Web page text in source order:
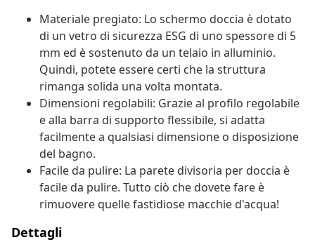
Materiale pregiato: Lo schermo doccia è dotato
di un vetro di sicurezza ESG di uno spessore di 5
mm ed è sostenuto da un telaio in alluminio.
Quindi, potete essere certi che la struttura
rimanga solida una volta montata.
Dimensioni regolabili: Grazie al profilo regolabile
e alla barra di supporto flessibile, si adatta
facilmente a qualsiasi dimensione o disposizione
del bagno.
Facile da pulire: La parete divisoria per doccia è
facile da pulire. Tutto ciò che dovete fare è
rimuovere quelle fastidiose macchie d'acqua!
Dettagli